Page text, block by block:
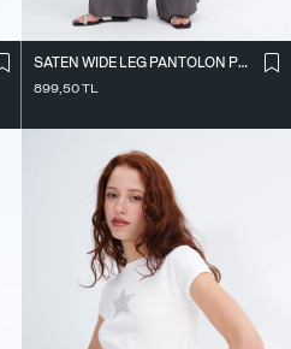
SATEN WIDE LEG PANTOLON PN17298
899,50TL